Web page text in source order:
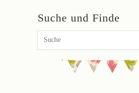
Suche und Finde